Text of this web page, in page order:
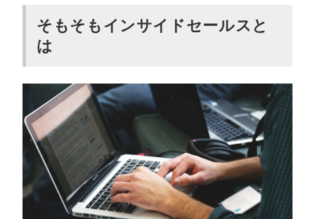
顧客のニーズを細かく把握できる
インサイドセールスが向いているもの
テレアポが向いているもの
インサイドセールス運用のポイント
顧客層を絞る
そもそもインサイドセールスと
は